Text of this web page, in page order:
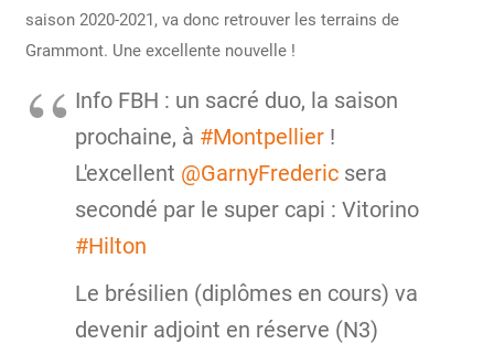
saison 2020-2021, va donc retrouver les terrains de
Grammont. Une excellente nouvelle !
Info FBH : un sacré duo, la saison
prochaine, à #Montpellier!
L'excellent @GarnyFredericsera
secondé par le super capi : Vitorino
#Hilton
Le brésilien (diplômes en cours) va
devenir adjoint en réserve (N3)